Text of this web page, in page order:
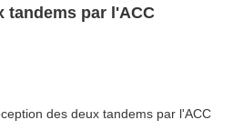
tandems par l'ACC